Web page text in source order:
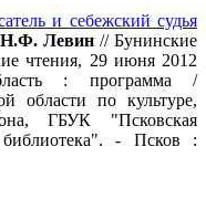
и себежский судья
Н.Ф. Левин // Бунинские
чтения, 29 июня 2012
: программа /
области по культуре,
ГБУК "Псковская
библиотека". - Псков :